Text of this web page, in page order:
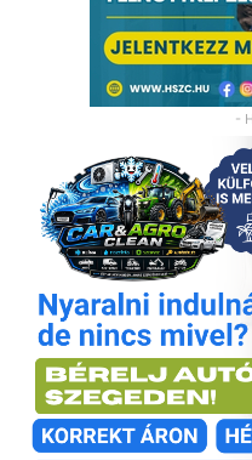
-